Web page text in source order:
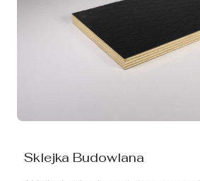
Sklejka Budowlana